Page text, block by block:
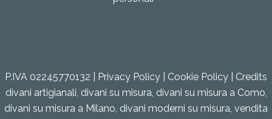
P.IVA 02245770132 | Privacy Policy Cookie Policy
Credits
divani artigianali, divani su misura, divani su misura a Como,
divani su misura a Milano, divani moderni su misura, vendita